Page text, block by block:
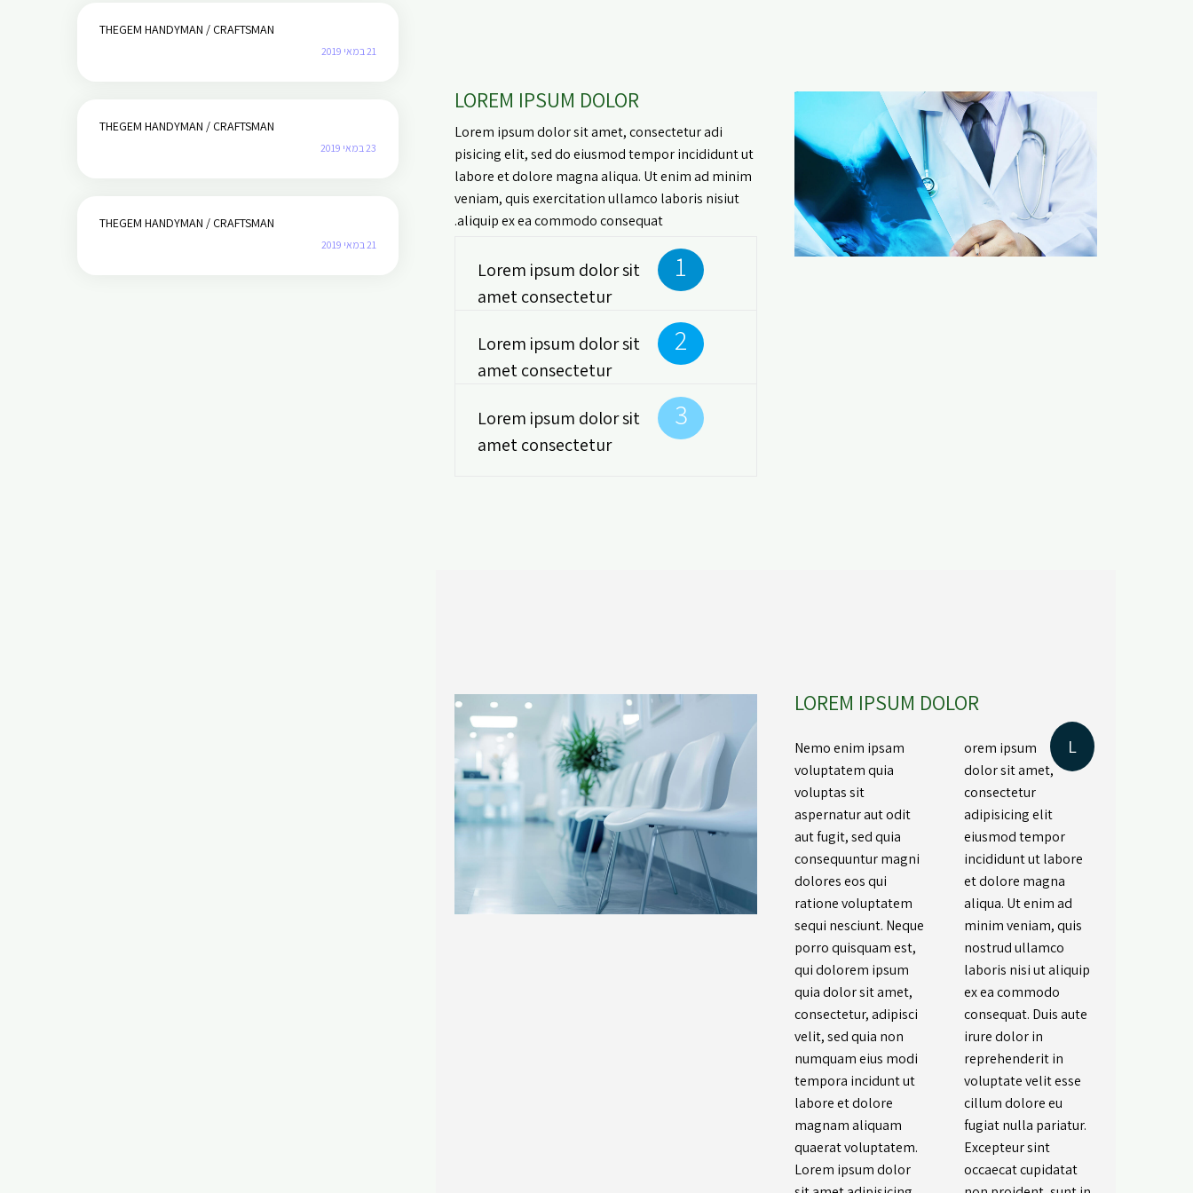
LOREM IPSUM DOLOR
Lorem ipsum dolor sit amet, consectetur adi
pisicing elit, sed do eiusmod tempor incididunt ut
labore et dolore magna aliqua. Ut enim ad minim
veniam, quis exercitation ullamco laboris nisiut
aliquip ex ea commodo consequat.
1
Lorem ipsum dolor sit
amet consectetur
2
Lorem ipsum dolor sit
amet consectetur
3
Lorem ipsum dolor sit
amet consectetur
LOREM IPSUM DOLOR
L
orem ipsum
dolor sit amet,
consectetur
adipisicing elit
eiusmod tempor
incididunt ut labore
et dolore magna
aliqua. Ut enim ad
minim veniam, quis
nostrud ullamco
laboris nisi ut aliquip
ex ea commodo
consequat. Duis aute
irure dolor in
reprehenderit in
voluptate velit esse
cillum dolore eu
fugiat nulla pariatur.
Excepteur sint
occaecat cupidatat
Nemo enim ipsam
voluptatem quia
voluptas sit
aspernatur aut odit
aut fugit, sed quia
consequuntur magni
dolores eos qui
ratione voluptatem
sequi nesciunt. Neque
porro quisquam est,
qui dolorem ipsum
quia dolor sit amet,
consectetur, adipisci
velit, sed quia non
numquam eius modi
tempora incidunt ut
labore et dolore
magnam aliquam
quaerat voluptatem.
Lorem ipsum dolor
THEGEM HANDYMAN / CRAFTSMAN
21 במאי 2019
THEGEM HANDYMAN / CRAFTSMAN
23 במאי 2019
THEGEM HANDYMAN / CRAFTSMAN
21 במאי 2019